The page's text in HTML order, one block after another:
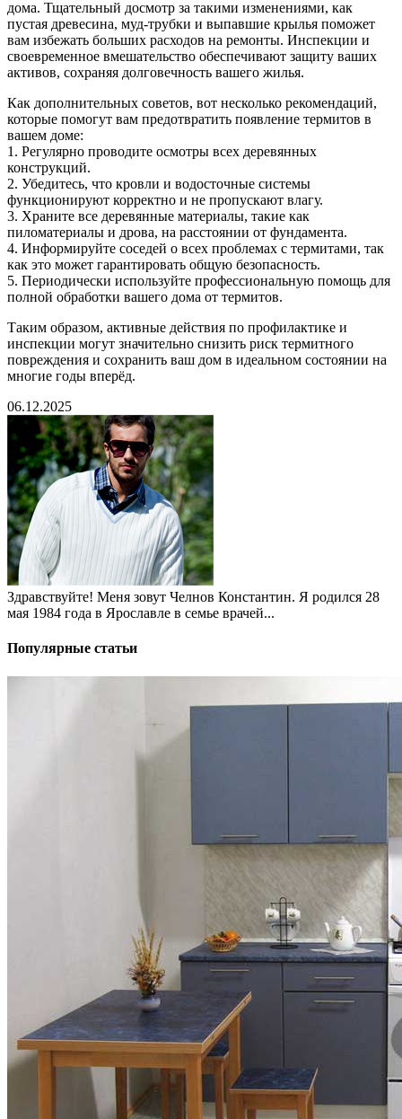
дома. Тщательный досмотр за такими изменениями, как
пустая древесина, муд-трубки и выпавшие крылья поможет
вам избежать больших расходов на ремонты. Инспекции и
своевременное вмешательство обеспечивают защиту ваших
активов, сохраняя долговечность вашего жилья.
Как дополнительных советов, вот несколько рекомендаций,
которые помогут вам предотвратить появление термитов в
вашем доме:
1. Регулярно проводите осмотры всех деревянных
конструкций.
2. Убедитесь, что кровли и водосточные системы
функционируют корректно и не пропускают влагу.
3. Храните все деревянные материалы, такие как
пиломатериалы и дрова, на расстоянии от фундамента.
4. Информируйте соседей о всех проблемах с термитами, так
как это может гарантировать общую безопасность.
5. Периодически используйте профессиональную помощь для
полной обработки вашего дома от термитов.
Таким образом, активные действия по профилактике и
инспекции могут значительно снизить риск термитного
повреждения и сохранить ваш дом в идеальном состоянии на
многие годы вперёд.
06.12.2025
Здравствуйте! Меня зовут Челнов Константин. Я родился 28
мая 1984 года в Ярославле в семье врачей...
Популярные статьи